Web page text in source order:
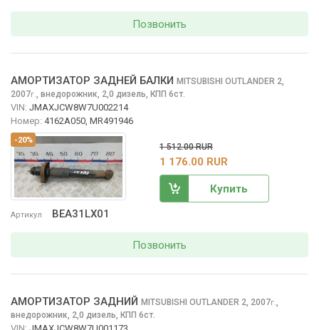
Позвонить
-20%
Артикул BEA31LX01
АМОРТИЗАТОР ЗАДНЕЙ БАЛКИ MITSUBISHI OUTLANDER 2,
2007г. внедорожник, 2,0 дизель, КПП 6ст.
VIN: JMAXJCW8W7U002214
Номер: 4162A050, MR491946
1 512.00 RUR
1 176.00 RUR
Купить
Позвонить
АМОРТИЗАТОР ЗАДНИЙ MITSUBISHI OUTLANDER 2, 2007г.
внедорожник, 2,0 дизель, КПП 6ст.